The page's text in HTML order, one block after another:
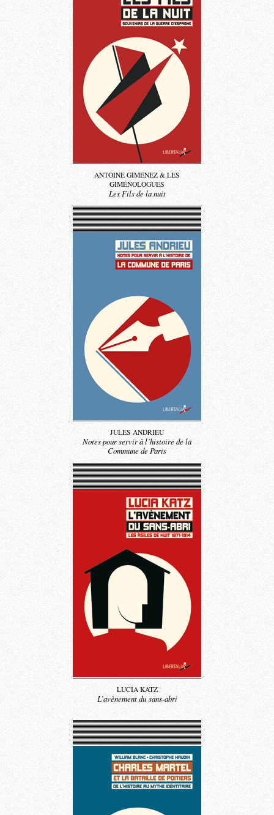
ANTOINE GIMENEZ & LES
GIMÉNOLOGUES
Les Fils de la nuit
JULES ANDRIEU
Notes pour servir à l’histoire de la
Commune de Paris
LUCIA KATZ
L’avènement du sans-abri